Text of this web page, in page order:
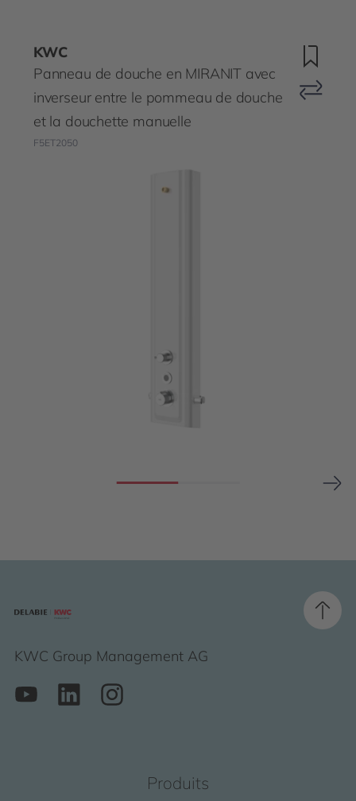
KWC
Panneau de douche en MIRANIT avec
inverseur entre le pommeau de douche
et la douchette manuelle
F5ET2050
KWC Group Management AG
Produits